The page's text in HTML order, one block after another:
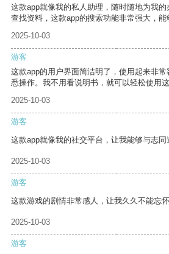
这款app就像我的私人助理，随时随地为我
查找资料，这款app的搜索功能非常强大，能
2025-10-03
游客
这款app的用户界面简洁明了，使用起来非
悉操作。我不用看说明书，就可以轻松使用这
2025-10-03
游客
这款app就像我的社交平台，让我能够与志同
2025-10-03
游客
这款游戏的剧情非常感人，让我久久不能忘怀
2025-10-03
游客